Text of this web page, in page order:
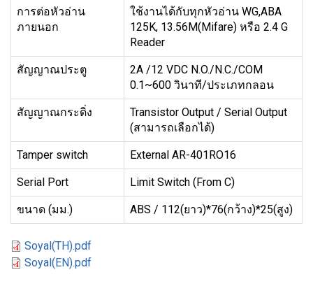
การต่อหัวอ่าน
ภายนอก
ใช้งานได้กับทุกหัวอ่าน WG,ABA
125K, 13.56M(Mifare) หรือ 2.4 G
Reader
สัญญาณประตู
2A /12 VDC N.O./N.C./COM
0.1~600 วินาที/ประเภทกลอน
สัญญาณกระดิ่ง
Transistor Output / Serial Output
(สามารถเลือกได้)
Tamper switch External AR-401RO16
Serial Port Limit Switch (From C)
ขนาด (มม.) ABS / 112(ยาว)*76(กว้าง)*25(สูง)
Soyal(TH).pdf
Soyal(EN).pdf